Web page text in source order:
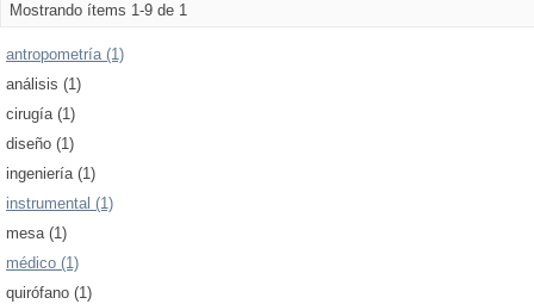
Mostrando ítems 1-9 de 1
antropometría (1)
análisis (1)
cirugía (1)
diseño (1)
ingeniería (1)
instrumental (1)
mesa (1)
médico (1)
quirófano (1)